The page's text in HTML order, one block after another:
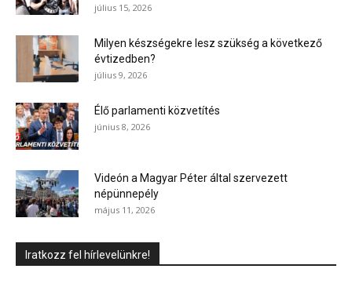
július 15, 2026
Milyen készségekre lesz szükség a következő
évtizedben?
július 9, 2026
Élő parlamenti közvetítés
június 8, 2026
Videón a Magyar Péter által szervezett
népünnepély
május 11, 2026
Iratkozz fel hírlevelünkre!